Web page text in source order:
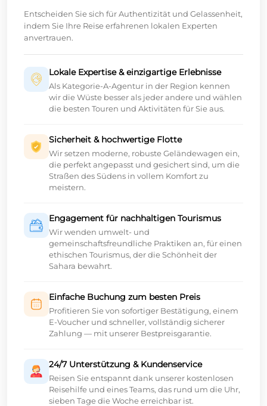
Entscheiden Sie sich für Authentizität und Gelassenheit,
indem Sie Ihre Reise erfahrenen lokalen Experten
anvertrauen.
Lokale Expertise & einzigartige Erlebnisse
Als Kategorie-A-Agentur in der Region kennen
wir die Wüste besser als jeder andere und wählen
die besten Touren und Aktivitäten für Sie aus.
Sicherheit & hochwertige Flotte
Wir setzen moderne, robuste Geländewagen ein,
die perfekt angepasst und gesichert sind, um die
Straßen des Südens in vollem Komfort zu
meistern.
Engagement für nachhaltigen Tourismus
Wir wenden umwelt- und
gemeinschaftsfreundliche Praktiken an, für einen
ethischen Tourismus, der die Schönheit der
Sahara bewahrt.
Einfache Buchung zum besten Preis
Profitieren Sie von sofortiger Bestätigung, einem
E-Voucher und schneller, vollständig sicherer
Zahlung — mit unserer Bestpreisgarantie.
24/7 Unterstützung & Kundenservice
Reisen Sie entspannt dank unserer kostenlosen
Reisehilfe und eines Teams, das rund um die Uhr,
sieben Tage die Woche erreichbar ist.